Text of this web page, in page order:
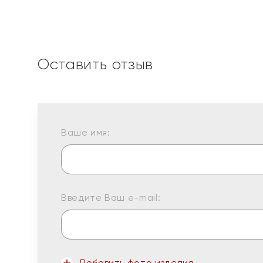
Оставить отзыв
Ваше имя:
Введите Ваш e-mail: